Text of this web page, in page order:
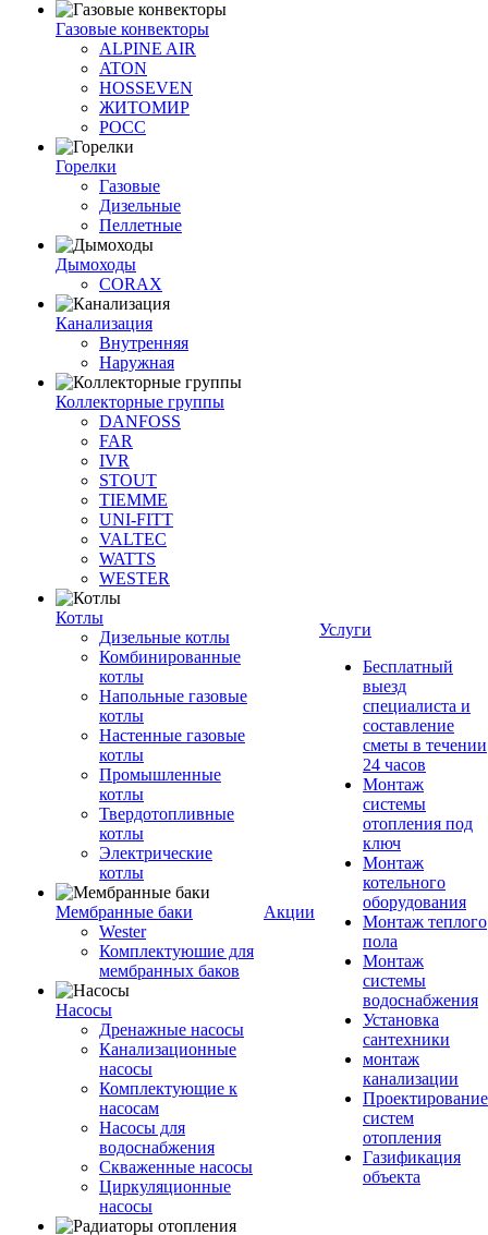
Газовые конвекторы
ALPINE AIR
ATON
HOSSEVEN
ЖИТОМИР
РОСС
Горелки
Газовые
Дизельные
Пеллетные
Дымоходы
CORAX
Канализация
Внутренняя
Наружная
Коллекторные группы
DANFOSS
FAR
IVR
STOUT
TIEMME
UNI-FITT
VALTEC
WATTS
WESTER
Котлы
Дизельные котлы
Комбинированные
котлы
Напольные газовые
котлы
Настенные газовые
котлы
Промышленные
котлы
Твердотопливные
котлы
Электрические
котлы
Мембранные баки
Wester
Комплектуюшие для
мембранных баков
Насосы
Дренажные насосы
Канализационные
насосы
Комплектующие к
насосам
Насосы для
водоснабжения
Скваженные насосы
Циркуляционные
насосы
Акции
Услуги
Бесплатный
выезд
специалиста и
составление
сметы в течении
24 часов
Монтаж
системы
отопления под
ключ
Монтаж
котельного
оборудования
Монтаж теплого
пола
Монтаж
системы
водоснабжения
Установка
сантехники
монтаж
канализации
Проектирование
систем
отопления
Газификация
объекта